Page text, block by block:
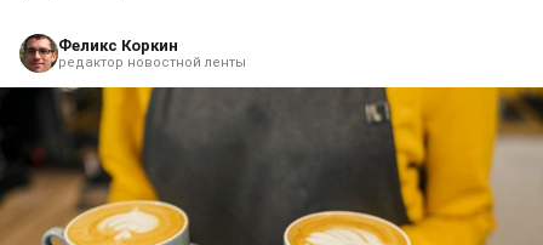
Феликс Коркин
редактор новостной ленты